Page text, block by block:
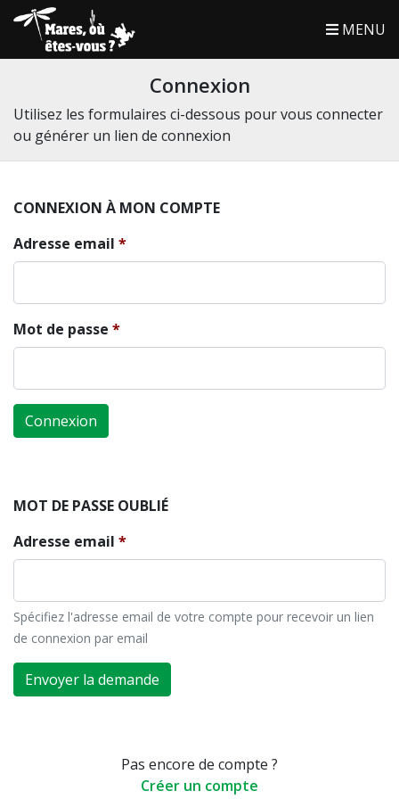
MENU
Connexion
Utilisez les formulaires ci-dessous pour vous connecter
ou générer un lien de connexion
CONNEXION À MON COMPTE
Adresse email
Mot de passe
Connexion
MOT DE PASSE OUBLIÉ
Adresse email
Spécifiez l'adresse email de votre compte pour recevoir un lien
de connexion par email
Envoyer la demande
Pas encore de compte ?
Créer un compte